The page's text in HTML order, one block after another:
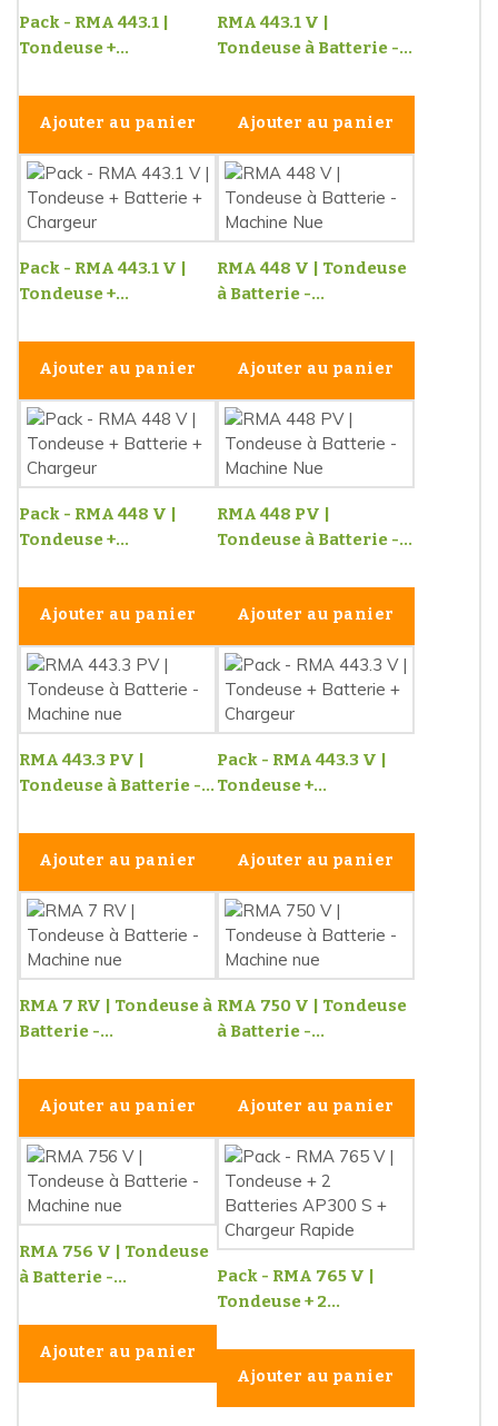
Pack - RMA 443.1 |
Tondeuse +...
Ajouter au panier
RMA 443.1 V |
Tondeuse à Batterie -...
Ajouter au panier
Pack - RMA 443.1 V |
Tondeuse +...
Ajouter au panier
RMA 448 V | Tondeuse
à Batterie -...
Ajouter au panier
Pack - RMA 448 V |
Tondeuse +...
Ajouter au panier
RMA 448 PV |
Tondeuse à Batterie -...
Ajouter au panier
RMA 443.3 PV |
Tondeuse à Batterie -...
Ajouter au panier
Pack - RMA 443.3 V |
Tondeuse +...
Ajouter au panier
RMA 7 RV | Tondeuse à
Batterie -...
Ajouter au panier
RMA 750 V | Tondeuse
à Batterie -...
Ajouter au panier
RMA 756 V | Tondeuse
à Batterie -...
Ajouter au panier
Pack - RMA 765 V |
Tondeuse + 2...
Ajouter au panier